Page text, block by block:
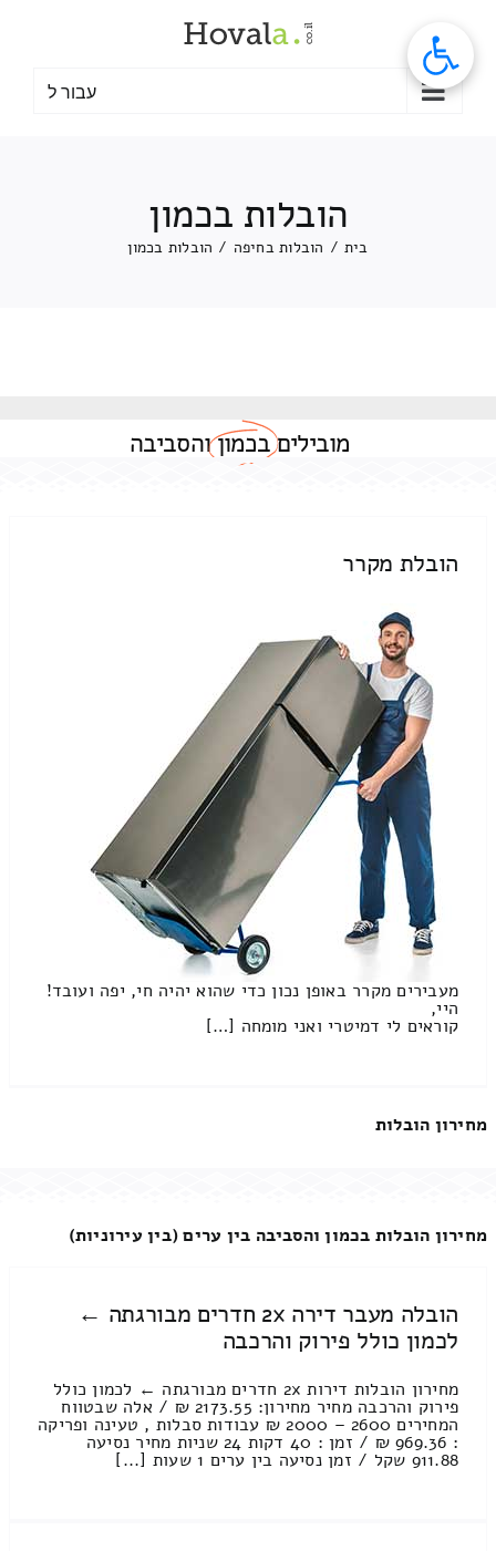
עבור ל
הובלות בכמון
בית / הובלות בחיפה / הובלות בכמון
מוביליםבכמוןוהסביבה
הובלת מקרר
מעבירים מקרר באופן נכון כדי שהוא יהיה חי, יפה ועובד!
היי,
קוראים לי דמיטרי ואני מומחה […]
מחירון הובלות
מחירון הובלות בכמון והסביבה בין ערים (בין עירוניות)
הובלה מעבר דירה 2x חדרים מבורגתה ←
לכמון כולל פירוק והרכבה
מחירון הובלות דירות 2x חדרים מבורגתה ← לכמון כולל
פירוק והרכבה מחיר מחירון: 2173.55 ₪ / אלה שבטווח
המחירים 2600 – 2000 ₪ עבודות סבלות , טעינה ופריקה
: 969.36 ₪ / זמן : 40 דקות 24 שניות מחיר נסיעה
911.88 שקל / זמן נסיעה בין ערים 1 שעות [...]